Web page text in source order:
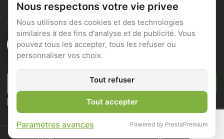
CONTACT
Nous respectons votre vie privee
Nous utilisons des cookies et des technologies
similaires à des fins d'analyse et de publicité. Vous
pouvez tous les accepter, tous les refuser ou
personnaliser vos choix.
Tout refuser
Tout accepter
Parametres avances Powered by PrestaPremium
J'accepte les conditions générales et la politique de
confidentialité